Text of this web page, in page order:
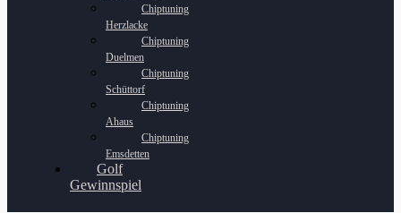
Chiptuning
Herzlacke
Chiptuning
Duelmen
Chiptuning
Schüttorf
Chiptuning
Ahaus
Chiptuning
Emsdetten
Golf
Gewinnspiel